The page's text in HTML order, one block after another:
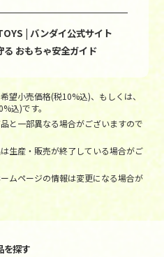
| バンダイ公式サイト
る おもちゃ安全ガイド
望小売価格(税10%込)、もしくは、
込)です。
と一部異なる場合がございますので
生産・販売が終了している場合がご
ムページの情報は変更になる場合が
を探す